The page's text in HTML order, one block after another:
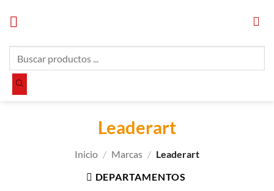
productos
Leaderart
Inicio / Marcas / Leaderart
DEPARTAMENTOS